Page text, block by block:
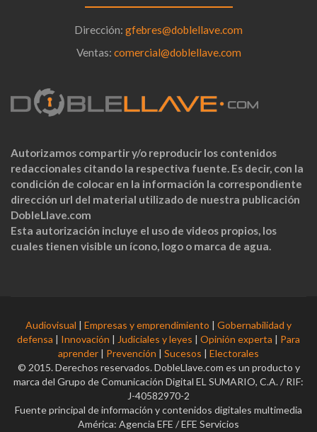
Dirección: gfebres@doblellave.com
Ventas: comercial@doblellave.com
Autorizamos compartir y/o reproducir los contenidos
redaccionales citando la respectiva fuente. Es decir, con la
condición de colocar en la información la correspondiente
dirección url del material utilizado de nuestra publicación
DobleLlave.com
Esta autorización incluye el uso de videos propios, los
cuales tienen visible un ícono, logo o marca de agua.
Audiovisual | Empresas y emprendimiento | Gobernabilidad y
defensa | Innovación | Judiciales y leyes | Opinión experta | Para
aprender | Prevención | Sucesos | Electorales
© 2015. Derechos reservados. DobleLlave.com es un producto y
marca del Grupo de Comunicación Digital EL SUMARIO, C.A. / RIF:
J-40582970-2
Fuente principal de información y contenidos digitales multimedia
América: Agencia EFE / EFE Servicios